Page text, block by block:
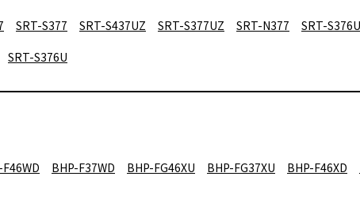
SRT-S377 SRT-S437UZ SRT-S377UZ SRT-N377
SRT-
SRT-S376U
BHP-F37WD BHP-FG46XU BHP-FG37XU BHP-F46XD